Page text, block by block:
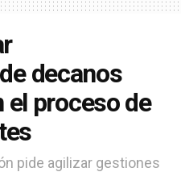
decanos
el proceso de
pide agilizar gestiones